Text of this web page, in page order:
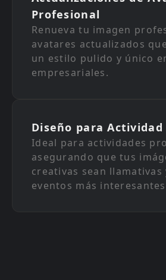
Profesional
Renueva tu imagen
avatares actualizados
un estilo pulido y único
empresariales.
Diseño para Actividad
Ideal para actividades
asegurando que tus
creativas sean llamativas
eventos más